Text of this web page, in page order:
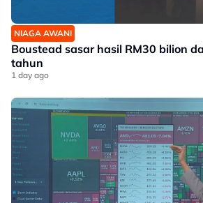
NIAGA AWANI
Boustead sasar hasil RM30 bilion
tahun
1 day ago